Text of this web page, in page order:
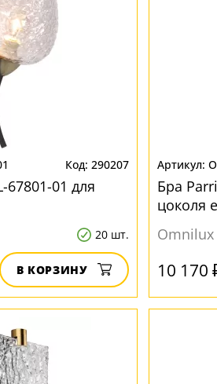
290207
67801-01 для
20 шт.
В КОРЗИНУ
Бра
цоколя
Omnilux
10 170